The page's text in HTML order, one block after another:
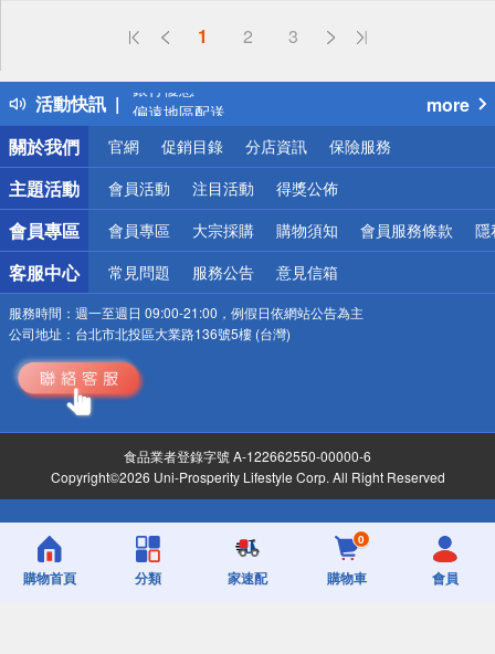
1 2 3
活動快訊
得獎公告
銀行優惠
偏遠地區配送
詐騙網頁！請小心！
more
關於我們
官網 促銷目錄 分店資訊 保險服務
主題活動 會員活動 注目活動 得獎公佈
會員專區 會員專區 大宗採購 購物須知 會員服務條款 隱
客服中心 常見問題 服務公告 意見信箱
服務時間： 週一至週日 09:00-21:00，例假日依網站公告為主
公司地址： 台北市北投區大業路136號5樓 (台灣)
食品業者登錄字號 A-122662550-00000-6
Copyright©2026 Uni-Prosperity Lifestyle Corp. All Right Reserved
購物首頁 分類 家速配
0
購物車 會員